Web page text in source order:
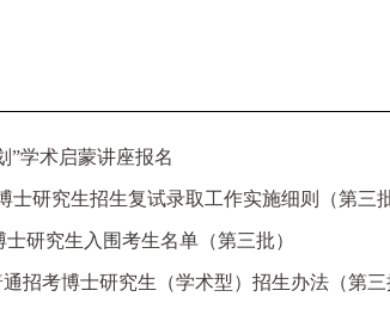
”学术启蒙讲座报名
士研究生招生复试录取工作实施细则（第三
研究生入围考生名单（第三批）
招考博士研究生（学术型）招生办法（第三